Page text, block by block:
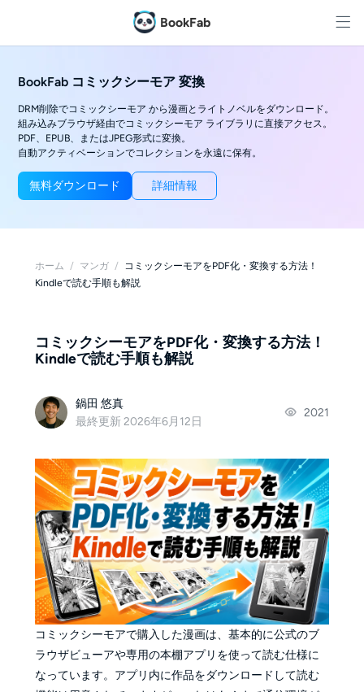
BookFab
BookFab コミックシーモア 変換
DRM削除でコミックシーモア から漫画とライトノベルをダウンロード。
組み込みブラウザ経由でコミックシーモア ライブラリに直接アクセス。
PDF、EPUB、またはJPEG形式に変換。
自動アクティベーションでコレクションを永遠に保有。
無料ダウンロード 詳細情報
ホーム / マンガ / コミックシーモアをPDF化・変換する方法！
Kindleで読む手順も解説
コミックシーモアをPDF化・変換する方法！
Kindleで読む手順も解説
鍋田 悠真
最終更新 2026年6月12日
2021
コミックシーモアで購入した漫画は、基本的に公式のブ
ラウザビューアや専用の本棚アプリを使って読む仕様に
なっています。アプリ内に作品をダウンロードして読む